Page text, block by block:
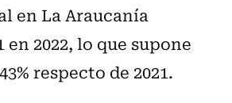
en La Araucanía
en 2022, lo que supone
respecto de 2021.